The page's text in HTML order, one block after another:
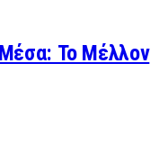
Το Μέλλον